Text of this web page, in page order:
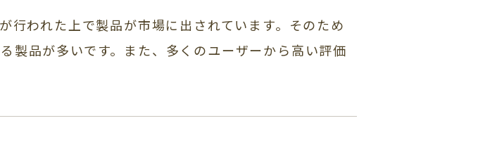
行われた上で製品が市場に出されています。そのため
製品が多いです。また、多くのユーザーから高い評価